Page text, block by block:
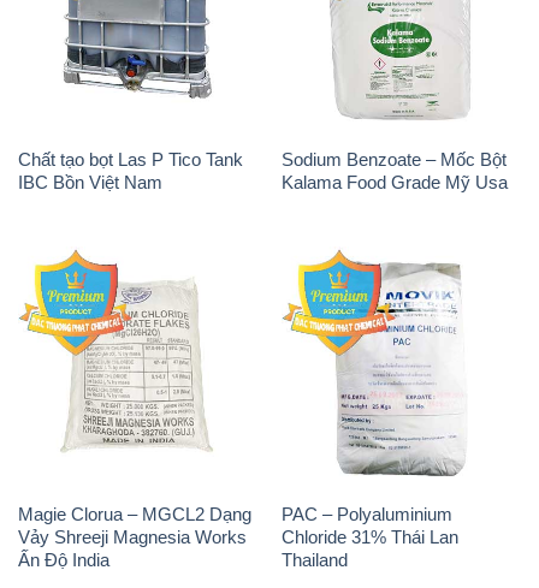
Chất tạo bọt Las P Tico Tank
IBC Bồn Việt Nam
Sodium Benzoate – Mốc Bột
Kalama Food Grade Mỹ Usa
Magie Clorua – MGCL2 Dạng
Vảy Shreeji Magnesia Works
Ấn Độ India
PAC – Polyaluminium
Chloride 31% Thái Lan
Thailand